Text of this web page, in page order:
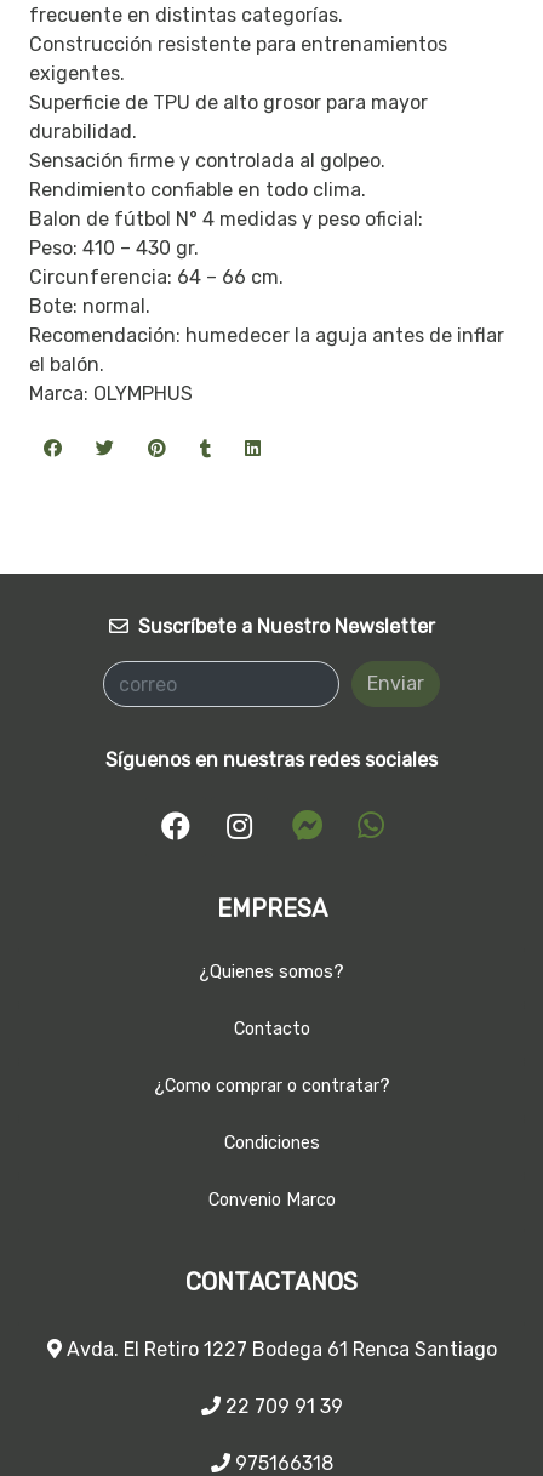
frecuente en distintas categorías.
Construcción resistente para entrenamientos
exigentes.
Superficie de TPU de alto grosor para mayor
durabilidad.
Sensación firme y controlada al golpeo.
Rendimiento confiable en todo clima.
Balon de fútbol N° 4 medidas y peso oficial:
Peso: 410 – 430 gr.
Circunferencia: 64 – 66 cm.
Bote: normal.
Recomendación: humedecer la aguja antes de inflar
el balón.
Marca: OLYMPHUS
Suscríbete a Nuestro Newsletter
Enviar
Síguenos en nuestras redes sociales
EMPRESA
¿Quienes somos?
Contacto
¿Como comprar o contratar?
Condiciones
Convenio Marco
CONTACTANOS
Avda. El Retiro 1227 Bodega 61 Renca Santiago
22 709 91 39
975166318